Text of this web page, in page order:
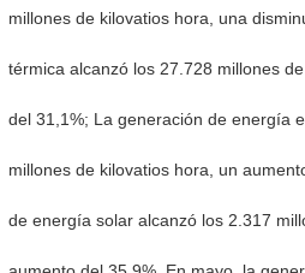
millones de kilovatios hora, una
térmica alcanzó los 27.728 millones
del 31,1%; La generación de energía
millones de kilovatios hora, un
de energía solar alcanzó los 2.317